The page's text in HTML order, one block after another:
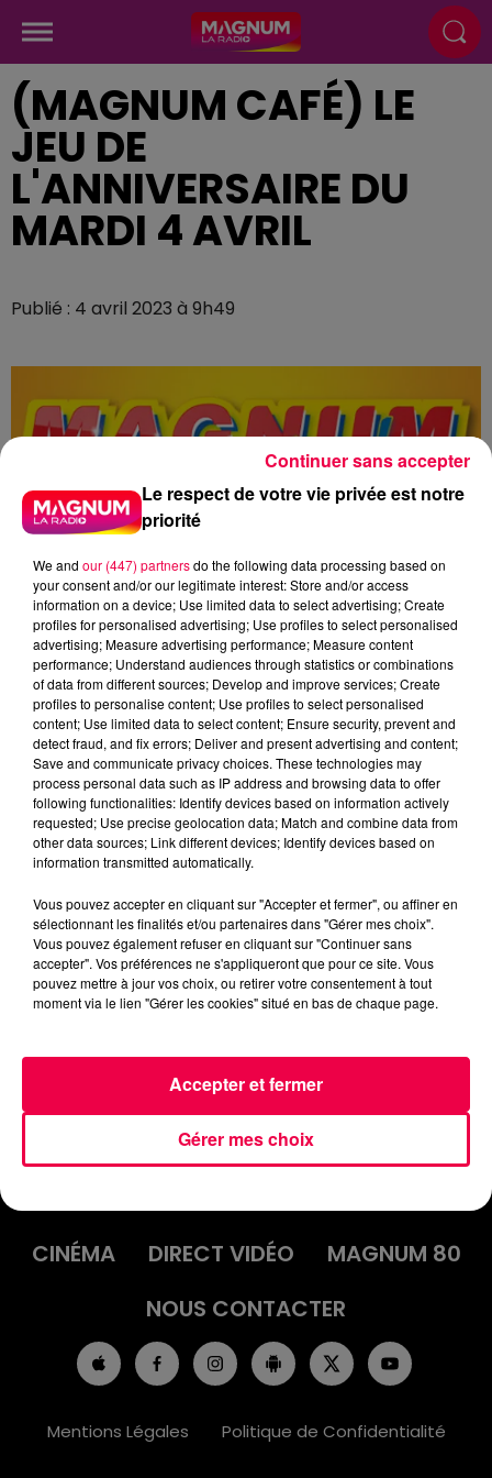
(MAGNUM CAFÉ) LE
JEU DE
L'ANNIVERSAIRE DU
MARDI 4 AVRIL
Publié : 4 avril 2023 à 9h49
Flash infos
Crédit :Flash infos
podcasts/2023/04/20230404-ANNIVERSAIRES.mp3
INFOS
EMISSIONS
CINÉMA
DIRECT VIDÉO
MAGNUM 80
NOUS CONTACTER
Mentions Légales Politique de Confidentialité
Le respect de votre vie privée est notre
priorité
We and our (447) partnersdo the following data processing based on
your consent and/or our legitimate interest: Store and/or access
information on a device; Use limited data to select advertising; Create
profiles for personalised advertising; Use profiles to select personalised
advertising; Measure advertising performance; Measure content
performance; Understand audiences through statistics or combinations
of data from different sources; Develop and improve services; Create
profiles to personalise content; Use profiles to select personalised
content; Use limited data to select content; Ensure security, prevent and
detect fraud, and fix errors; Deliver and present advertising and content;
Save and communicate privacy choices. These technologies may
process personal data such as IP address and browsing data to offer
following functionalities: Identify devices based on information actively
requested; Use precise geolocation data; Match and combine data from
other data sources; Link different devices; Identify devices based on
information transmitted automatically.
Vous pouvez accepter en cliquant sur "Accepter et fermer", ou affiner en
sélectionnant les finalités et/ou partenaires dans "Gérer mes choix".
Vous pouvez également refuser en cliquant sur "Continuer sans
accepter". Vos préférences ne s'appliqueront que pour ce site. Vous
pouvez mettre à jour vos choix, ou retirer votre consentement à tout
moment via le lien "Gérer les cookies" situé en bas de chaque page.
Gérer mes choix
Accepter et fermer
Continuer sans accepter